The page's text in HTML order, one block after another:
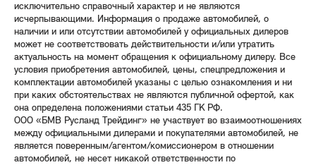
исключительно справочный характер и не являются
исчерпывающими. Информация о продаже автомобилей, о
наличии и или отсутствии автомобилей у официальных дилеров
может не соответствовать действительности и/или утратить
актуальность на момент обращения к официальному дилеру. Все
условия приобретения автомобилей, цены, спецпредложения и
комплектации автомобилей указаны с целью ознакомления и ни
при каких обстоятельствах не являются публичной офертой, как
она определена положениями статьи 435 ГК РФ.
ООО «БМВ Русланд Трейдинг» не участвует во взаимоотношениях
между официальными дилерами и покупателями автомобилей, не
является поверенным/агентом/комиссионером в отношении
автомобилей, не несет никакой ответственности по